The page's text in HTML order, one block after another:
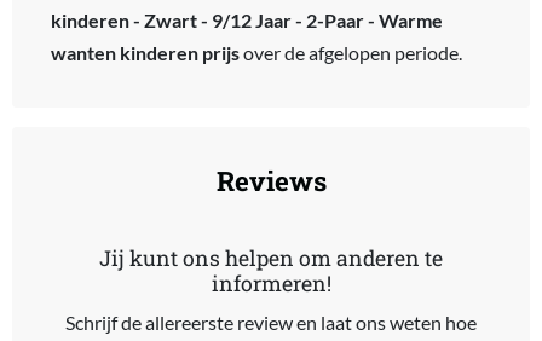
kinderen - Zwart - 9/12 Jaar - 2-Paar - Warme
wanten kinderen prijsover de afgelopen periode.
Reviews
Jij kunt ons helpen om anderen te
informeren!
Schrijf de allereerste review en laat ons weten hoe